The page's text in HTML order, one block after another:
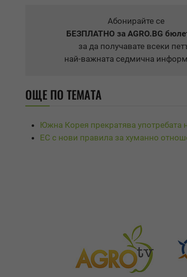
Абонирайте се
БЕЗПЛАТНО за AGRO.BG
за да получавате всеки
най-важната седмична
ОЩЕ ПО ТЕМАТА
Южна Корея прекратява употребата
ЕС с нови правила за хуманно